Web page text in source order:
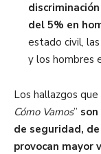
del 5% en
estado civil,
y los hombres
Los hallazgos
Cómo Vamos”
de seguridad,
provocan mayor